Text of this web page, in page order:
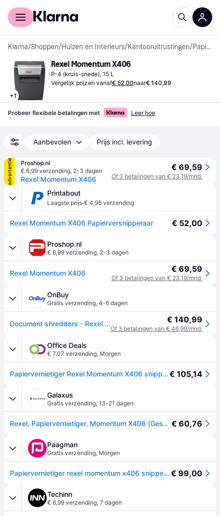
Voor shoppers
Klarna/Shoppen/Huizen en Interieurs/Kantooruitrustingen/ Papierversnipperaars
+1
Rexel Momentum X406
P-4 (kruis-snede), 15 L
Vergelijk prijzen vanaf€ 52,00naar€ 140,99
Probeer flexibele betalingen met Leer hoe
Aanbevolen Prijs incl. levering
advertentie
Proshop.nl
€ 6,99 verzending, 2-3 dagen
Rexel Momentum X406
€ 69,59
Of 3 betalingen van € 23,19/mnd.
Printabout
Laagste prijs·€ 4,95 verzending
Rexel Momentum X406 Papierversnipperaar € 52,00
Proshop.nl
€ 6,99 verzending, 2-3 dagen
Rexel Momentum X406 € 69,59
Of 3 betalingen van € 23,19/mnd.
OnBuy
Gratis verzending, 4-6 dagen
Document shredders - Rexel - Momentum X406 - Cross-cut - 6 vellen - 15 liter € 140,99
Of 3 betalingen van € 46,99/mnd.
Office Deals
€ 7,07 verzending, Morgen
Papiervernietiger Rexel Momentum X406 snippers 4x28mm€ 105,14
Galaxus
Gratis verzending, 13-21 dagen
Rexel, Papiervernietiger, Momentum X406 (Gesneden deeltjes) € 60,76
Paagman
Gratis verzending, Morgen
Papiervernietiger rexel momentum x406 snippers 4x28mm € 99,00
Techinn
€ 6,99 verzending, 7 dagen